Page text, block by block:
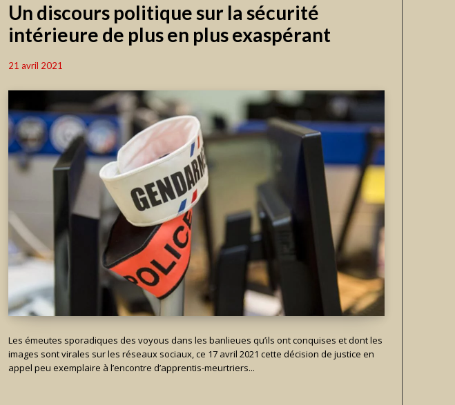
Un discours politique sur la sécurité
intérieure de plus en plus exaspérant
21 avril 2021
Les émeutes sporadiques des voyous dans les banlieues qu’ils ont conquises et dont les
images sont virales sur les réseaux sociaux, ce 17 avril 2021 cette décision de justice en
appel peu exemplaire à l’encontre d’apprentis-meurtriers...